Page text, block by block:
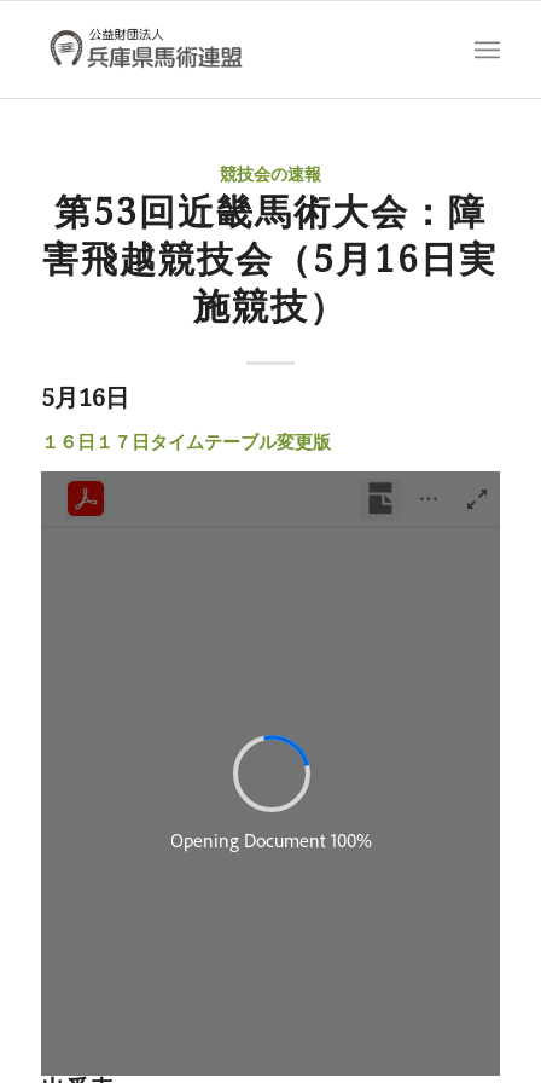
競技会の速報
第53回近畿馬術大会：障
害飛越競技会（5月16日実
施競技）
5月16日
１６日１７日タイムテーブル変更版